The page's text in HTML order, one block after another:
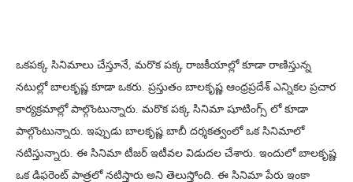
ఒకపక్క సినిమాలు చేస్తూనే, మరొక పక్క రాజకీయాల్లో కూడా రాణిస్తున్న
నటుల్లో బాలకృష్ణ కూడా ఒకరు. ప్రస్తుతం బాలకృష్ణ ఆంధ్రప్రదేశ్ ఎన్నికల ప్రచార
కార్యక్రమాల్లో పాల్గొంటున్నారు. మరొక పక్క సినిమా షూటింగ్స్ లో కూడా
పాల్గొంటున్నారు. ఇప్పుడు బాలకృష్ణ బాబీ దర్శకత్వంలో ఒక సినిమాలో
నటిస్తున్నారు. ఈ సినిమా టీజర్ ఇటీవల విడుదల చేశారు. ఇందులో బాలకృష్ణ
ఒక డిఫరెంట్ పాత్రలో నటిస్తారు అని తెలుస్తోంది. ఈ సినిమా పేరు ఇంకా